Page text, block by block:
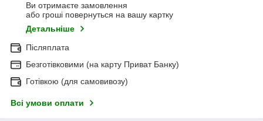
Ви отримаєте замовлення
або гроші повернуться на вашу картку
Детальніше
Післяплата
Безготівковими (на карту Приват Банку)
Готівкою (для самовивозу)
Всі умови оплати